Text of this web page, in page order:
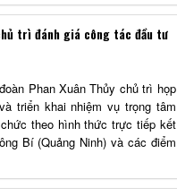
trì đánh giá công tác đầu tư
Phan Xuân Thủy chủ trì họp
triển khai nhiệm vụ trọng tâm
theo hình thức trực tiếp kết
Bí (Quảng Ninh) và các điểm